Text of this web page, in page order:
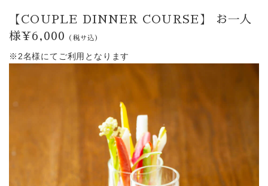
【COUPLE DINNER COURSE】 お一人
様¥6,000
（税サ込）
※2名様にてご利用となります